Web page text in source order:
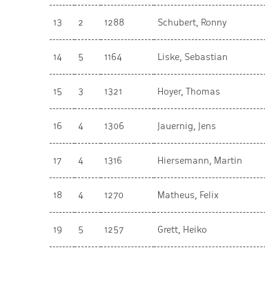
13 2 1288 Schubert, Ronny
14 5 1164 Liske, Sebastian
15 3 1321 Hoyer, Thomas
16 4 1306 Jauernig, Jens
17 4 1316 Hiersemann, Martin
18 4 1270 Matheus, Felix
19 5 1257 Grett, Heiko